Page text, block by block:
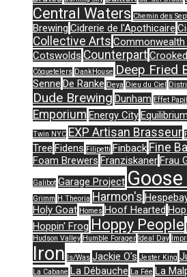
Central Waters Chemin des
Brewing Cidrerie de l'Apothicaire
Collective Arts Commonwealth
Cotswolds Counterpart
Côquetelers DankHouse Deep Fried
Senne De Ranke Deya Dieu du Ciel
Dude Brewing Dunham Effet
Emporium Energy CityEquilibrium
Twin NYC EXP Artisan Brasseur
Tree Fidens Filipetti Finback Fine
Foam Brewers FranziskanerFrau
Galibot Garage Project
Grimm H.Theoria Harmon's
Holy Goat Homes Hoof Hearted
Hoppin' Frog Hoppy People
Hudson Valley Humble Forager Ideal Day
Iron Is/Was Jackie O's Jester King
La Cabane La Débauche La Fée La